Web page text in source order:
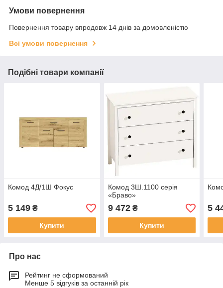
Умови повернення
Повернення товару впродовж 14 днів за домовленістю
Всі умови повернення
Подібні товари компанії
Комод 4Д/1Ш Фокус
5 149 ₴
Купити
Комод 3Ш.1100 серія
«Браво»
9 472₴
Купити
5
Про нас
Рейтинг не сформований
Менше 5 відгуків за останній рік